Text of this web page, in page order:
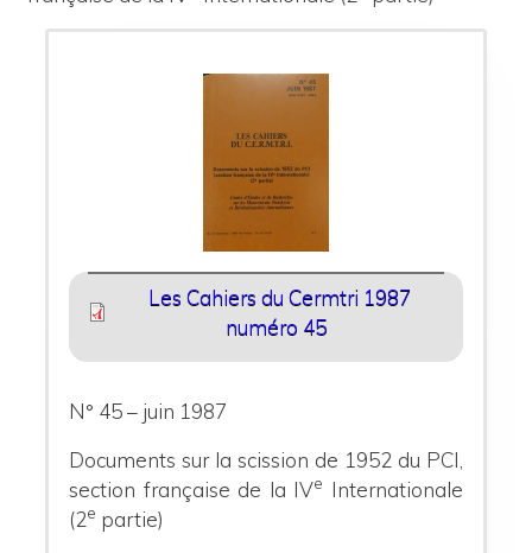
Les Cahiers du Cermtri 1987
numéro 45
N° 45 – juin 1987
Documents sur la scission de 1952 du PCI,
section française de la IVe Internationale
(2e partie)